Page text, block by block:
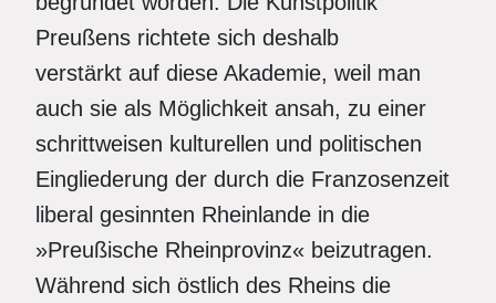
Preußens richtete sich deshalb
verstärkt auf diese Akademie, weil man
auch sie als Möglichkeit ansah, zu einer
schrittweisen kulturellen und politischen
Eingliederung der durch die Franzosenzeit
liberal gesinnten Rheinlande in die
»Preußische Rheinprovinz« beizutragen.
Während sich östlich des Rheins die